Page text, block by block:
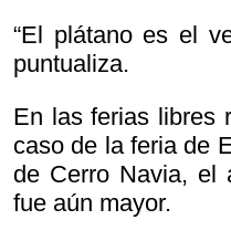
“El plátano es el
puntualiza.
En las ferias libres
caso de la feria de
de Cerro Navia, el
fue aún mayor.